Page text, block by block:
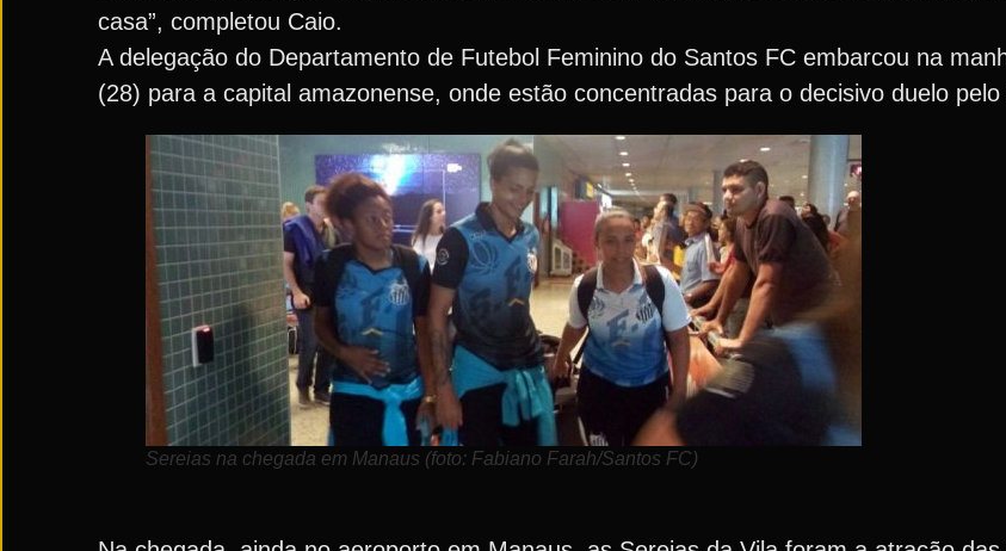
casa”, completou Caio.
A delegação do Departamento de Futebol Feminino do Santos FC embarcou na
(28) para a capital amazonense, onde estão concentradas para o decisivo duelo pelo
Sereias na chegada em Manaus (foto: Fabiano Farah/Santos FC)